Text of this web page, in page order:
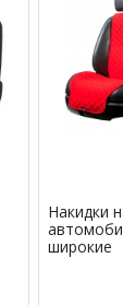
Накидки
широкие